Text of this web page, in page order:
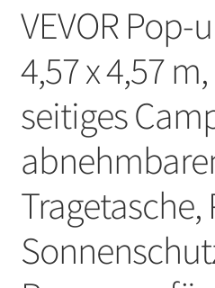
VEVOR Pop-
4,57 x 4,57
seitiges
Tragetasche,